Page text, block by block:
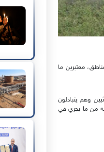
معتبرين ما
وهم يتبادلون
من ما يجري في